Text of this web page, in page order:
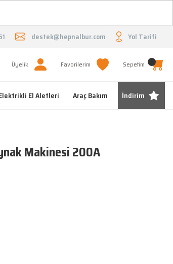
destek@hepnalbur.com Yol Tarifi
Üyelik Favorilerim Sepetim
El Aletleri Araç Bakım İndirim
Makinesi 200A